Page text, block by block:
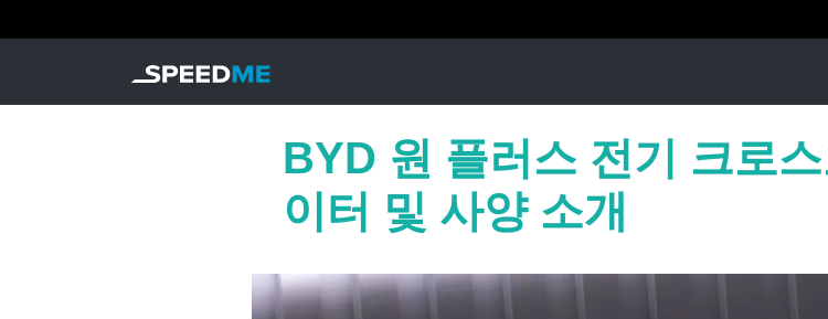
BYD 원 플러스 전기 크로
이터 및 사양 소개